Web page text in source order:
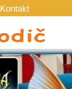
Kontakt